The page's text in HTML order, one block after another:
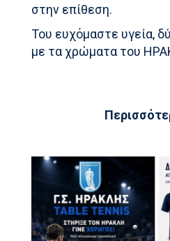
στην επίθεση.
Του ευχόμαστε υγεία,
με τα χρώματα του